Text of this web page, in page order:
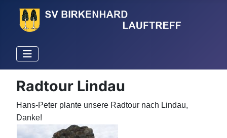
Radtour Lindau
Hans-Peter plante unsere Radtour nach Lindau,
Danke!